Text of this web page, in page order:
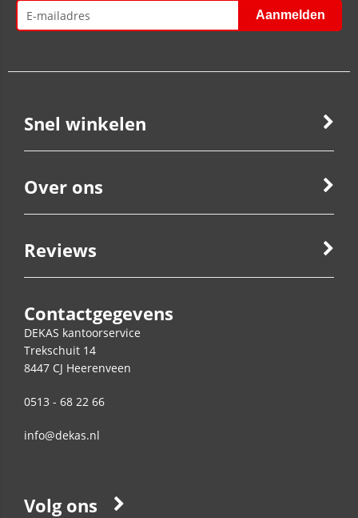
Snel winkelen
Over ons
Reviews
Contactgegevens
DEKAS kantoorservice
Trekschuit 14
8447 CJ Heerenveen
0513 - 68 22 66
info@dekas.nl
Volg ons